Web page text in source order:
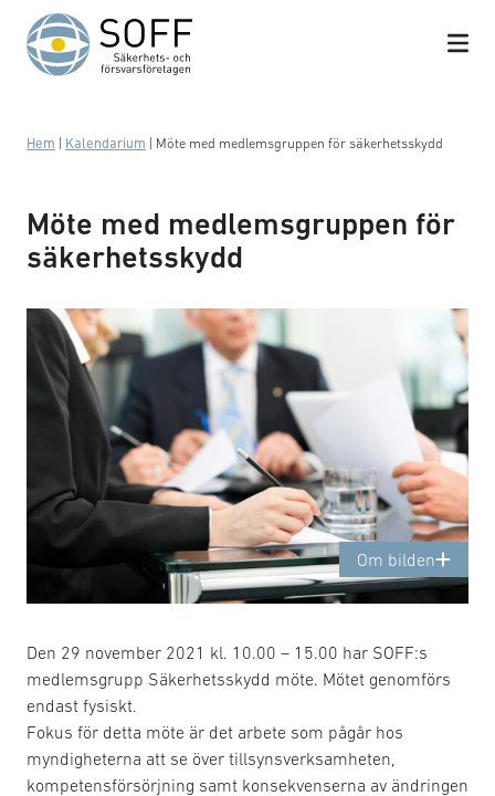
Hoppa till innehåll
Hem Kalendarium Möte med medlemsgruppen för säkerhetsskydd
Möte med medlemsgruppen för
säkerhetsskydd
Om bilden
Business meeting with work on contract
Den 29 november 2021 kl. 10.00 – 15.00 har SOFF:s
medlemsgrupp Säkerhetsskydd möte. Mötet genomförs
endast fysiskt.
Fokus för detta möte är det arbete som pågår hos
myndigheterna att se över tillsynsverksamheten,
kompetensförsörjning samt konsekvenserna av ändringen